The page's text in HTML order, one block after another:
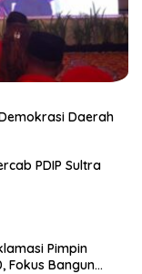
Daerah
PDIP Sultra
Pimpin
Fokus Bangun